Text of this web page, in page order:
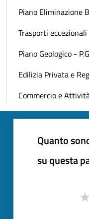
Piano Eliminazione
Trasporti eccezionali
Piano Geologico -
Edilizia Privata e
Commercio e
Quanto
su questa